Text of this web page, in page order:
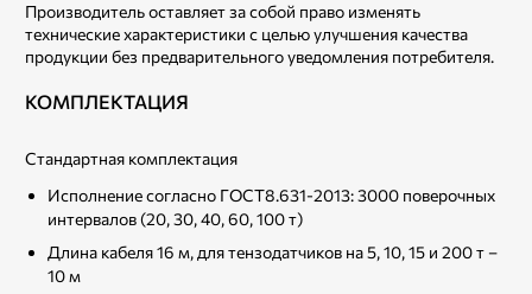
Производитель оставляет за собой право изменять
технические характеристики с целью улучшения качества
продукции без предварительного уведомления потребителя.
КОМПЛЕКТАЦИЯ
Стандартная комплектация
Исполнение согласно ГОСТ8.631-2013: 3000 поверочных
интервалов (20, 30, 40, 60, 100 т)
Длина кабеля 16 м, для тензодатчиков на 5, 10, 15 и 200 т –
10 м